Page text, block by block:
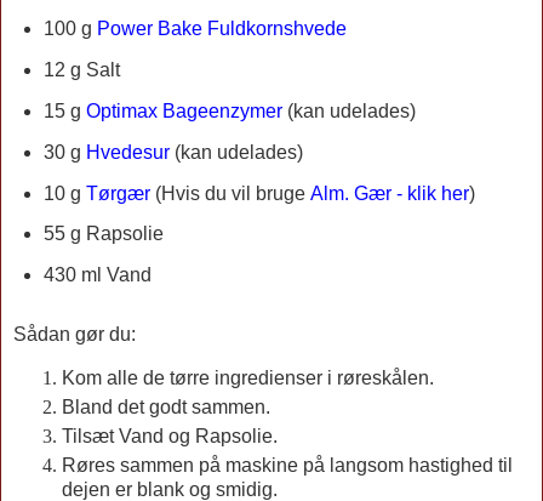
100 g Power Bake Fuldkornshvede
12 g Salt
15 g Optimax Bageenzymer(kan udelades)
30 g Hvedesur(kan udelades)
10 g Tørgær (Hvis du vil bruge Alm. Gær - klik her)
55 g Rapsolie
430 ml Vand
Sådan gør du:
Kom alle de tørre ingredienser i røreskålen.
Bland det godt sammen.
Tilsæt Vand og Rapsolie.
Røres sammen på maskine på langsom hastighed til
dejen er blank og smidig.